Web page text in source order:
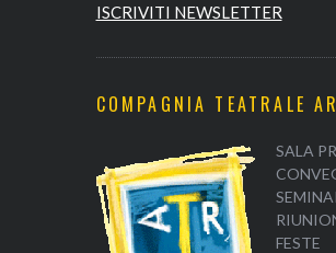
ISCRIVITI NEWSLETTER
COMPAGNIA TEATRALE
SALA
FESTE